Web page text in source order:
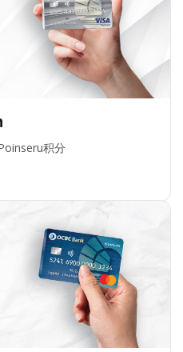
积分​